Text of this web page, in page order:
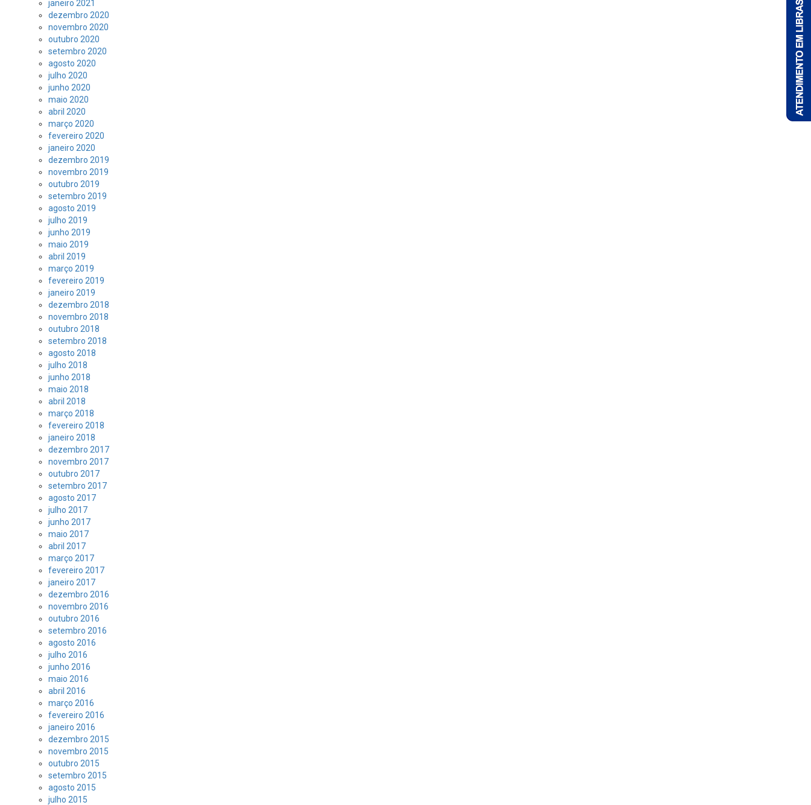
janeiro 2021
dezembro 2020
novembro 2020
outubro 2020
setembro 2020
agosto 2020
julho 2020
junho 2020
maio 2020
abril 2020
março 2020
fevereiro 2020
janeiro 2020
dezembro 2019
novembro 2019
outubro 2019
setembro 2019
agosto 2019
julho 2019
junho 2019
maio 2019
abril 2019
março 2019
fevereiro 2019
janeiro 2019
dezembro 2018
novembro 2018
outubro 2018
setembro 2018
agosto 2018
julho 2018
junho 2018
maio 2018
abril 2018
março 2018
fevereiro 2018
janeiro 2018
dezembro 2017
novembro 2017
outubro 2017
setembro 2017
agosto 2017
julho 2017
junho 2017
maio 2017
abril 2017
março 2017
fevereiro 2017
janeiro 2017
dezembro 2016
novembro 2016
outubro 2016
setembro 2016
agosto 2016
julho 2016
junho 2016
maio 2016
abril 2016
março 2016
fevereiro 2016
janeiro 2016
dezembro 2015
novembro 2015
outubro 2015
setembro 2015
agosto 2015
julho 2015